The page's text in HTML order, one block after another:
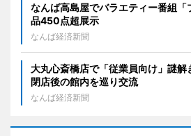
なんば高島屋でバラエティー番組
品450点超展示
なんば経済新聞
大丸心斎橋店で「従業員向け」謎
閉店後の館内を巡り交流
なんば経済新聞